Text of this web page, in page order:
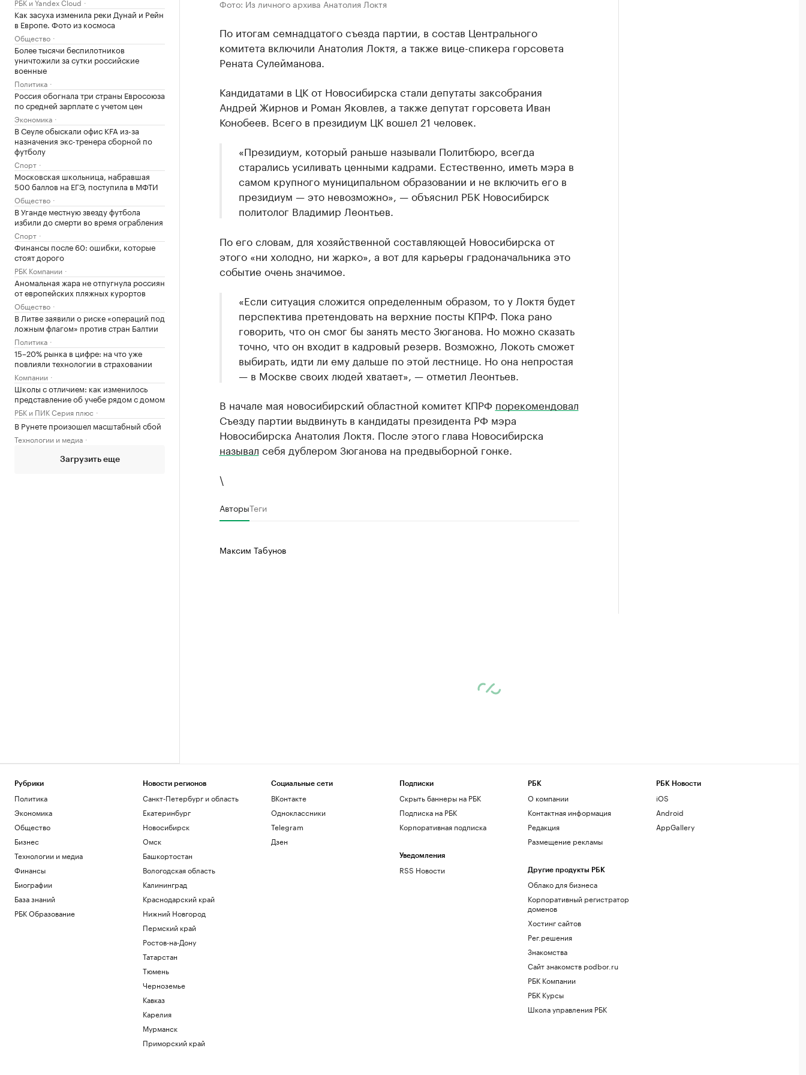
Как засуха изменила реки Дунай и Рейн
в Европе. Фото из космоса
Общество
Более тысячи беспилотников
уничтожили за сутки российские
военные
Политика
Россия обогнала три страны Евросоюза
по средней зарплате с учетом цен
Экономика
В Сеуле обыскали офис KFA из-за
назначения экс-тренера сборной по
футболу
Спорт
Московская школьница, набравшая
500 баллов на ЕГЭ, поступила в МФТИ
Общество
В Уганде местную звезду футбола
избили до смерти во время ограбления
Спорт
Финансы после 60: ошибки, которые
стоят дорого
РБК Компании
Аномальная жара не отпугнула россиян
от европейских пляжных курортов
Общество
В Литве заявили о риске «операций под
ложным флагом» против стран Балтии
Политика
15–20% рынка в цифре: на что уже
повлияли технологии в страховании
Компании
Школы с отличием: как изменилось
представление об учебе рядом с домом
РБК и ПИК Серия плюс
В Рунете произошел масштабный сбой
Технологии и медиа
Загрузить еще
Фото: Из личного архива Анатолия Локтя
По итогам семнадцатого съезда партии, в состав Центрального
комитета включили Анатолия Локтя, а также вице-спикера горсовета
Рената Сулейманова.
Кандидатами в ЦК от Новосибирска стали депутаты заксобрания
Андрей Жирнов и Роман Яковлев, а также депутат горсовета Иван
Конобеев. Всего в президиум ЦК вошел 21 человек.
«Президиум, который раньше называли Политбюро, всегда
старались усиливать ценными кадрами. Естественно, иметь мэра в
самом крупного муниципальном образовании и не включить его в
президиум — это невозможно», — объяснил РБК Новосибирск
политолог Владимир Леонтьев.
По его словам, для хозяйственной составляющей Новосибирска от
этого «ни холодно, ни жарко», а вот для карьеры градоначальника это
событие очень значимое.
«Если ситуация сложится определенным образом, то у Локтя будет
перспектива претендовать на верхние посты КПРФ. Пока рано
говорить, что он смог бы занять место Зюганова. Но можно сказать
точно, что он входит в кадровый резерв. Возможно, Локоть сможет
выбирать, идти ли ему дальше по этой лестнице. Но она непростая
— в Москве своих людей хватает», — отметил Леонтьев.
В начале мая новосибирский областной комитет КПРФ порекомендовал
Съезду партии выдвинуть в кандидаты президента РФ мэра
Новосибирска Анатолия Локтя. После этого глава Новосибирска
называл себя дублером Зюганова на предвыборной гонке.
\
АвторыТеги
Максим Табунов
Рубрики
Политика
Экономика
Общество
Бизнес
Технологии и медиа
Финансы
Биографии
База знаний
РБК Образование
Новости регионов
Санкт-Петербург и область
Екатеринбург
Новосибирск
Омск
Башкортостан
Вологодская область
Калининград
Краснодарский край
Нижний Новгород
Пермский край
Ростов-на-Дону
Татарстан
Тюмень
Черноземье
Кавказ
Карелия
Мурманск
Приморский край
Социальные сети
ВКонтакте
Одноклассники
Telegram
Дзен
Подписки
Скрыть баннеры на РБК
Подписка на РБК
Корпоративная подписка
Уведомления
RSS Новости
РБК
О компании
Контактная информация
Редакция
Размещение рекламы
Другие продукты РБК
Облако для бизнеса
Корпоративный регистратор
доменов
Хостинг сайтов
Рег.решения
Знакомства
Сайт знакомств podbor.ru
РБК Компании
РБК Курсы
Школа управления РБК
РБК Новости
iOS
Android
AppGallery